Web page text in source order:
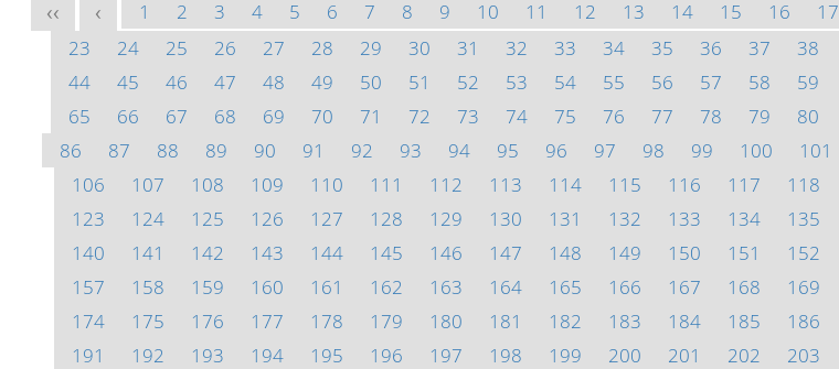
<< < 1 2 3 4 5 6 7 8 9 10 11 12 13 14 15 16 17
23
24 25 26 27 28 29 30 31 32 33 34 35 36 37 38
44
45 46 47 48 49 50 51 52 53 54 55 56 57 58 59
65
66 67 68 69 70 71 72 73 74 75 76 77 78 79 80
86
87 88 89 90 91 92 93 94 95 96 97 98 99 100 101
106
107 108 109 110 111 112 113 114 115 116 117 118
123
124 125 126 127 128 129 130 131 132 133 134 135
140
141 142 143 144 145 146 147 148 149 150 151 152
157
158 159 160 161 162 163 164 165 166 167 168 169
174
175 176 177 178 179 180 181 182 183 184 185 186
191
192 193 194 195 196 197 198 199 200 201 202 203